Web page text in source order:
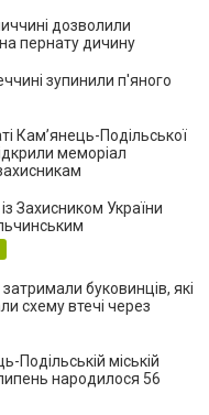
дозволили
пернату дичину
зупинили п'яного
Кам’янець-Подільської
меморіал
Захисником України
буковинців, які
схему втечі через
Подільській міській
липень народилося 56